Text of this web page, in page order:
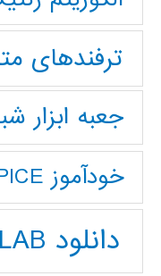
ترفندهای
جعبه ابزار
خودآموز HSPICE
دانلود MATLAB